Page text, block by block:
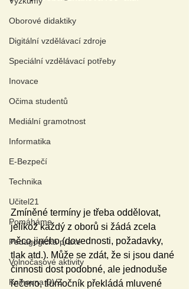
Oborové didaktiky
Digitální vzdělávací zdroje
Speciální vzdělávací potřeby
Inovace
Očima studentů
Mediální gramotnost
Informatika
E-Bezpečí
Technika
Učitel21
Pomáháme
Pedagogická praxe
Volnočasové aktivity
Knihovna DVZ
Zmíněné termíny je třeba oddělovat,
jelikož každý z oborů si žádá zcela
něco jiného (dovednosti, požadavky,
tlak atd.). Může se zdát, že si jsou dané
činnosti dost podobné, ale jednoduše
řečeno, tlumočník překládá mluvené